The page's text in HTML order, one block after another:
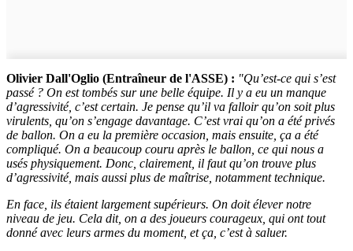
Olivier Dall'Oglio (Entraîneur de l'ASSE) : "Qu’est-ce qui s’est
passé ? On est tombés sur une belle équipe. Il y a eu un manque
d’agressivité, c’est certain. Je pense qu’il va falloir qu’on soit plus
virulents, qu’on s’engage davantage. C’est vrai qu’on a été privés
de ballon. On a eu la première occasion, mais ensuite, ça a été
compliqué. On a beaucoup couru après le ballon, ce qui nous a
usés physiquement. Donc, clairement, il faut qu’on trouve plus
d’agressivité, mais aussi plus de maîtrise, notamment technique.
En face, ils étaient largement supérieurs. On doit élever notre
niveau de jeu. Cela dit, on a des joueurs courageux, qui ont tout
donné avec leurs armes du moment, et ça, c’est à saluer.